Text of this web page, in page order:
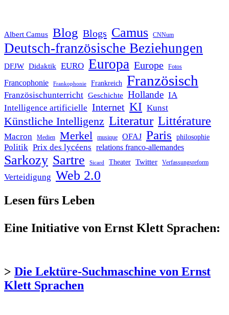
Albert Camus Blog Blogs Camus CNNum
Deutsch-französische Beziehungen
DFJW Didaktik EURO Europa Europe Fotos
Francophonie Frankophonie Frankreich Französisch
Französischunterricht Geschichte Hollande IA
Intelligence artificielle Internet KI Kunst
Künstliche Intelligenz Literatur Littérature
Macron Medien Merkel musique OFAJ Paris philosophie
Politik Prix des lycéens relations franco-allemandes
Sarkozy Sartre Sicard Theater Twitter Verfassungsreform
Verteidigung Web 2.0
Lesen fürs Leben
Eine Initiative von Ernst Klett Sprachen:
> Die Lektüre-Suchmaschine von Ernst
Klett Sprachen